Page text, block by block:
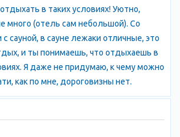
средиземноморского типа
воздуха в течение всего года
самым холодным месяцем —
+1.3ºС. Самый тёплый месяц — июль
с высоты птичьего полета
слоя воды у побережья Севастополя
в июле составляет 22ºС. Атмосферные
в таких условиях! Уютно,
много (отель сам небольшой). Со
сауной, в сауне лежаки отличные, это
и ты понимаешь, что отдыхаешь в
Я даже не придумаю, к чему можно
как по мне, дороговизны нет.